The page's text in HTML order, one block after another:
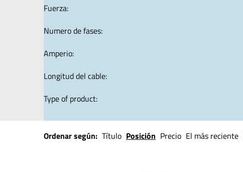
Fuerza:
Numero de fases:
Amperio:
Longitud del cable:
Type of product:
Ordenar según: Título Posición Precio El más reciente